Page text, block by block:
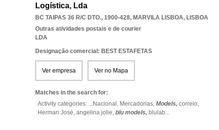
Logística, Lda
BC TAIPAS 36 R/C DTO., 1900-428, MARVILA LISBOA, LISBOA
Outras atividades postais e de courier
LDA
Designação comercial: BEST ESTAFETAS
Ver empresa Ver no Mapa
Matches in the search for:
Activity categories: ...Nacional, Mercadorias, Models, correio,
Herman José, angelina jolie, blu models, blulab...